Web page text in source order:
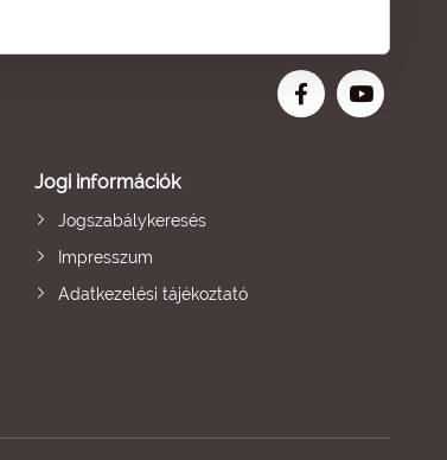
Jogi információk
Jogszabálykeresés
Impresszum
Adatkezelési tájékoztató